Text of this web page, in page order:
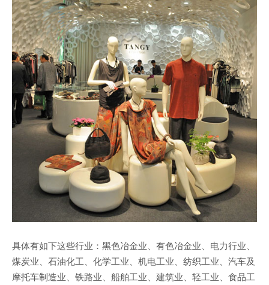
具体有如下这些行业：黑色冶金业、有色冶金业、电力行业、
煤炭业、石油化工、化学工业、机电工业、纺织工业、汽车及
摩托车制造业、铁路业、船舶工业、建筑业、轻工业、食品工